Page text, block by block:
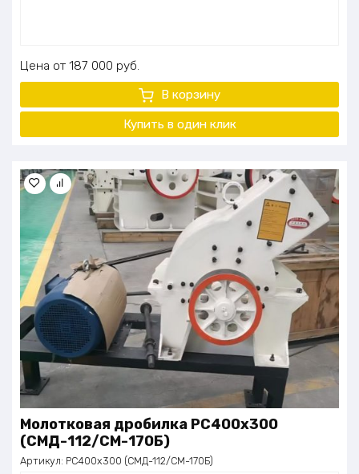
Цена 187 000 руб.
В корзину
Купить в один клик
Молотковая дробилка PC400x300
(СМД-112/СМ-170Б)
Артикул: PC400x300 (СМД-112/СМ-170Б)